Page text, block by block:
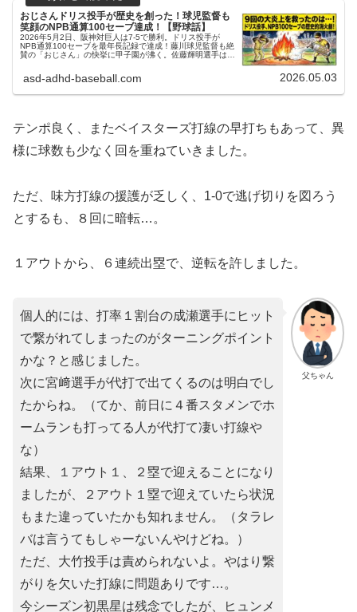
おじさんドリス投手が歴史を創った！球児監督も
笑顔のNPB通算100セーブ達成！【野球話】
2026年5月2日、阪神対巨人は7-5で勝利。ドリス投手が
NPB通算100セーブを最年長記録で達成！藤川球児監督も絶
賛の「おじさん」の快挙に甲子園が沸く。佐藤輝明選手は4
asd-adhd-baseball.com 2026.05.03
テンポ良く、またベイスターズ打線の早打ちもあって、異
様に球数も少なく回を重ねていきました。
ただ、味方打線の援護が乏しく、1-0で逃げ切りを図ろう
とするも、８回に暗転…。
１アウトから、６連続出塁で、逆転を許しました。
父ちゃん
個人的には、打率１割台の成瀬選手にヒット
で繋がれてしまったのがターニングポイント
かな？と感じました。
次に宮﨑選手が代打で出てくるのは明白でし
たからね。（てか、前日に４番スタメンでホ
ームランも打ってる人が代打て凄い打線や
な）
結果、１アウト１、２塁で迎えることになり
ましたが、２アウト１塁で迎えていたら状況
もまた違っていたかも知れません。（タラレ
バは言うてもしゃーないんやけどね。）
ただ、大竹投手は責められないよ。やはり繋
がりを欠いた打線に問題ありです…。
今シーズン初黒星は残念でしたが、ヒュンメ